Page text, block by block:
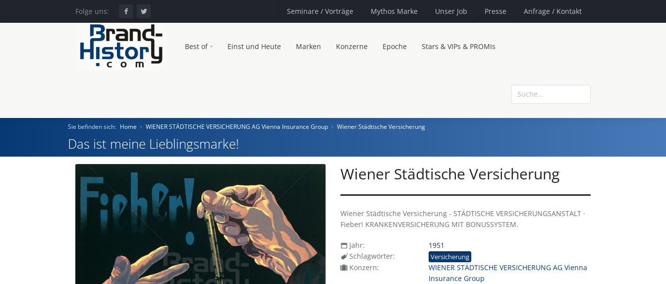
Folge uns: Seminare / Vorträge Mythos Marke Unser Job Presse Anfrage / Kontakt
Best of Einst und Heute Marken Konzerne Epoche Stars & VIPs & PROMIs
Home
Einst und Heute
Marken
Konzerne
Sie befinden sich: Home WIENER STÄDTISCHE VERSICHERUNG AG Vienna Insurance Group Wiener Städtische Versicherung
Das ist meine Lieblingsmarke!
Wiener Städtische Versicherung
Wiener Städtische Versicherung - STÄDTISCHE VERSICHERUNGSANSTALT ·
Fieber! KRANKENVERSICHERUNG MIT BONUSSYSTEM.
Jahr:
1951
Schlagwörter:
Versicherung
Konzern:
WIENER STÄDTISCHE VERSICHERUNG AG Vienna
Insurance Group